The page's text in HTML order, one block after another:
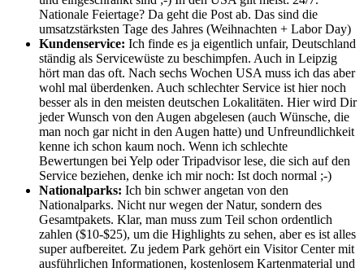
Nationale Feiertage? Da geht die Post ab. Das sind die
umsatzstärksten Tage des Jahres (Weihnachten + Labor Day)
Kundenservice: Ich finde es ja eigentlich unfair, Deutschland
ständig als Servicewüste zu beschimpfen. Auch in Leipzig
hört man das oft. Nach sechs Wochen USA muss ich das aber
wohl mal überdenken. Auch schlechter Service ist hier noch
besser als in den meisten deutschen Lokalitäten. Hier wird Dir
jeder Wunsch von den Augen abgelesen (auch Wünsche, die
man noch gar nicht in den Augen hatte) und Unfreundlichkeit
kenne ich schon kaum noch. Wenn ich schlechte
Bewertungen bei Yelp oder Tripadvisor lese, die sich auf den
Service beziehen, denke ich mir noch: Ist doch normal ;-)
Nationalparks: Ich bin schwer angetan von den
Nationalparks. Nicht nur wegen der Natur, sondern des
Gesamtpakets. Klar, man muss zum Teil schon ordentlich
zahlen ($10-$25), um die Highlights zu sehen, aber es ist alles
super aufbereitet. Zu jedem Park gehört ein Visitor Center mit
ausführlichen Informationen, kostenlosem Kartenmaterial und